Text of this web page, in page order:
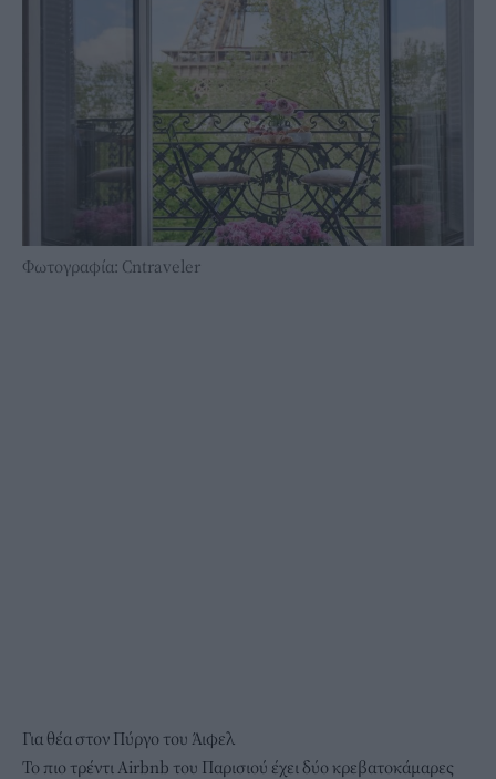
Φωτογραφία: Cntraveler
Για θέα στον Πύργο του Άιφελ
Το πιο τρέντι Airbnb του Παρισιού έχει δύο κρεβατοκάμαρες